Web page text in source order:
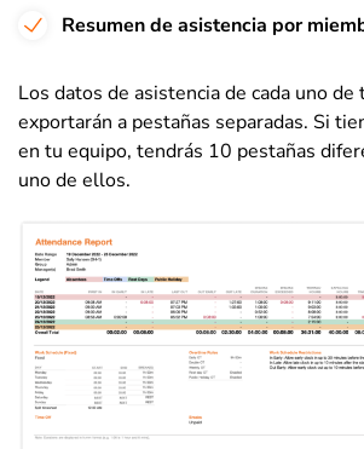
Resumen de asistencia por
Los datos de asistencia de cada uno
exportarán a pestañas separadas. Si
en tu equipo, tendrás 10 pestañas
uno de ellos.